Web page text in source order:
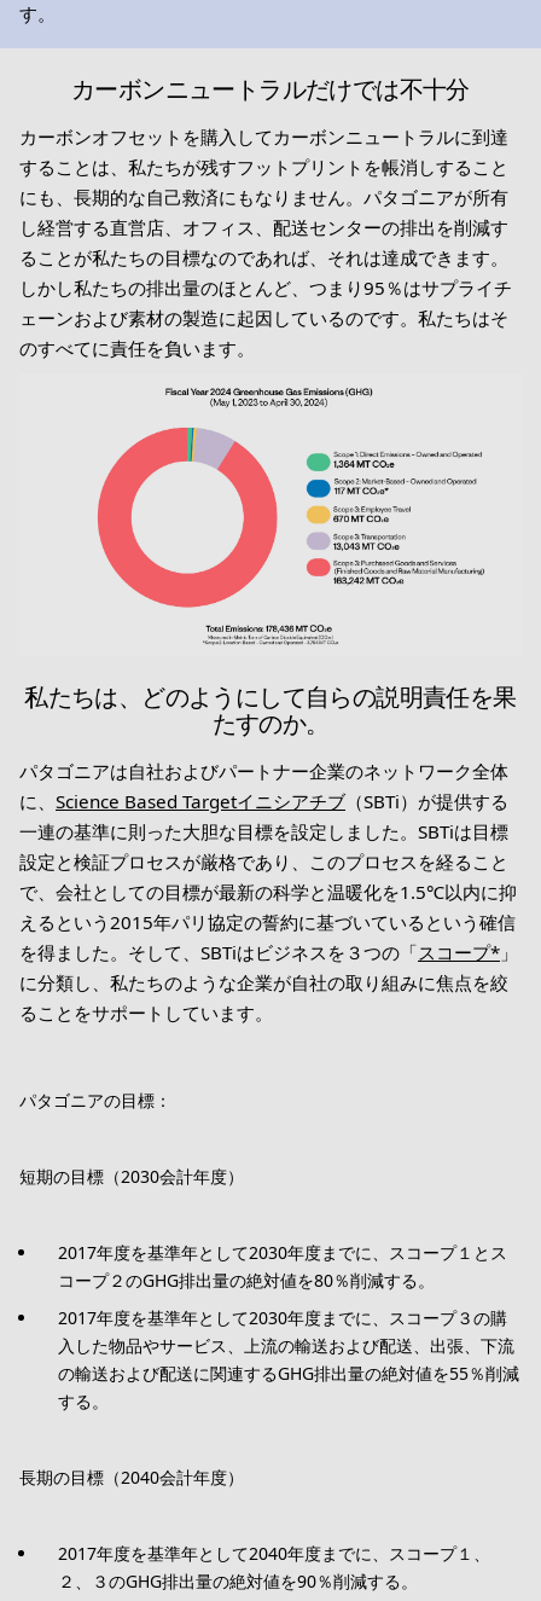
す。
カーボンニュートラルだけでは不十分
カーボンオフセットを購入してカーボンニュートラルに到達
することは、私たちが残すフットプリントを帳消しすること
にも、長期的な自己救済にもなりません。パタゴニアが所有
し経営する直営店、オフィス、配送センターの排出を削減す
ることが私たちの目標なのであれば、それは達成できます。
しかし私たちの排出量のほとんど、つまり95％はサプライチ
ェーンおよび素材の製造に起因しているのです。私たちはそ
のすべてに責任を負います。
私たちは、どのようにして自らの説明責任を果
たすのか。
パタゴニアは自社およびパートナー企業のネットワーク全体
に、 Science Based Targetイニシアチブ （SBTi）が提供する
一連の基準に則った大胆な目標を設定しました。SBTiは目標
設定と検証プロセスが厳格であり、このプロセスを経ること
で、会社としての目標が最新の科学と温暖化を1.5℃以内に抑
えるという2015年パリ協定の誓約に基づいているという確信
を得ました。そして、SBTiはビジネスを３つの「スコープ* 」
に分類し、私たちのような企業が自社の取り組みに焦点を絞
ることをサポートしています。
パタゴニアの目標：
短期の目標（2030会計年度）
2017年度を基準年として2030年度までに、スコープ１とス
コープ２のGHG排出量の絶対値を80％削減する。
2017年度を基準年として2030年度までに、スコープ３の購
入した物品やサービス、上流の輸送および配送、出張、下流
の輸送および配送に関連するGHG排出量の絶対値を55％削減
する。
長期の目標（2040会計年度）
2017年度を基準年として2040年度までに、スコープ１、
２、３のGHG排出量の絶対値を90％削減する。